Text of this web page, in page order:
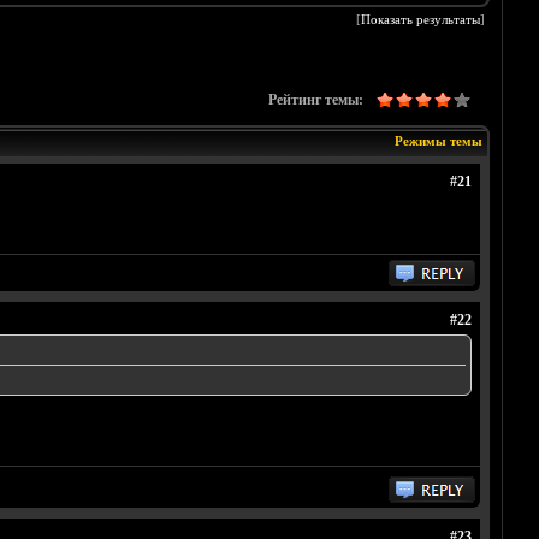
[Показать результаты]
Рейтинг темы:
Режимы темы
#21
#22